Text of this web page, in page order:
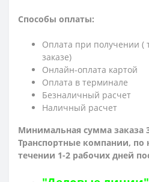
Способы оплаты:
Оплата при получении (
заказе)
Онлайн-оплата картой
Оплата в терминале
Безналичный расчет
Наличный расчет
Минимальная сумма заказа
Транспортные компании, по
течении 1-2 рабочих дней